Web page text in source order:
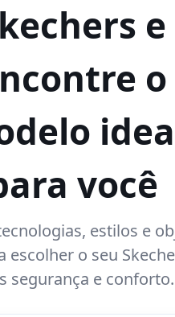
e
o
você
estilos e
escolher o seu
segurança e conforto.